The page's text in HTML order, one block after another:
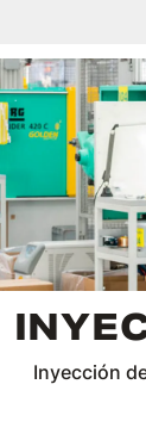
Inyección